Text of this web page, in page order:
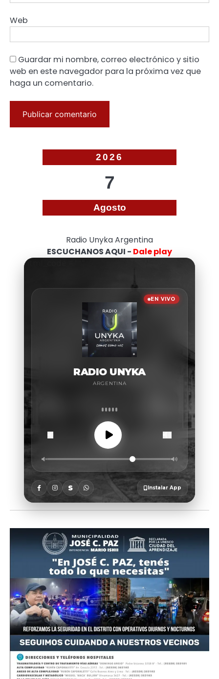
Web
Guardar mi nombre, correo electrónico y sitio
web en este navegador para la próxima vez que
haga un comentario.
2026
7
Agosto
Radio Unyka Argentina
ESCUCHANOS AQUI - Dale play